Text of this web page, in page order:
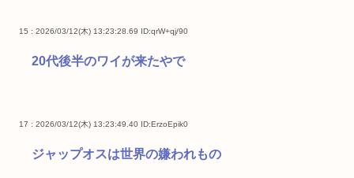
15 : 2026/03/12(木) 13:23:28.69 ID:qrW+qj/90
20代後半のワイが来たやで
17 : 2026/03/12(木) 13:23:49.40 ID:ErzoEpik0
ジャップオスは世界の嫌われもの